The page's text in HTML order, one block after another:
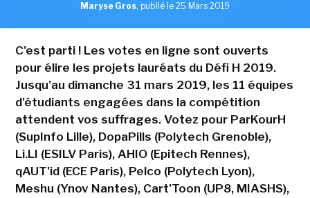
Maryse Gros, publié le 25 Mars 2019
C'est parti ! Les votes en ligne sont ouverts
pour élire les projets lauréats du Défi H 2019.
Jusqu'au dimanche 31 mars 2019, les 11 équipes
d'étudiants engagées dans la compétition
attendent vos suffrages. Votez pour ParKourH
(SupInfo Lille), DopaPills (Polytech Grenoble),
Li.LI (ESILV Paris), AHIO (Epitech Rennes),
qAUT'id (ECE Paris), Pelco (Polytech Lyon),
Meshu (Ynov Nantes), Cart'Toon (UP8, MIASHS),